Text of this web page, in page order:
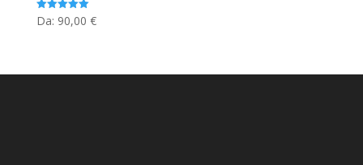
Valutato
5.00
Da: 90,00 €